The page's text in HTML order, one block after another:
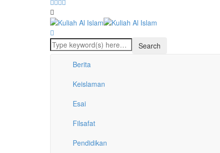
Berita
Keislaman
Esai
Filsafat
Pendidikan